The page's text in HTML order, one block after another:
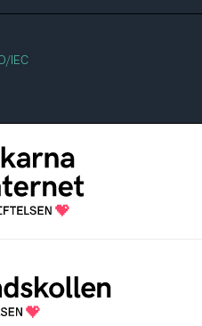
IEC
internet
svenska folkets
är ett oberoende
som drivs av